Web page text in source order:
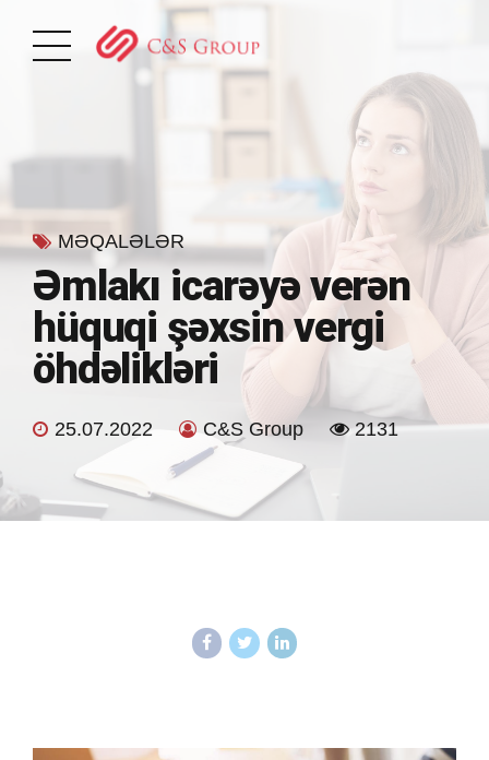
MƏQALƏLƏR
Əmlakı icarəyə verən
hüquqi şəxsin vergi
öhdəlikləri
25.07.2022 C&S Group 2131